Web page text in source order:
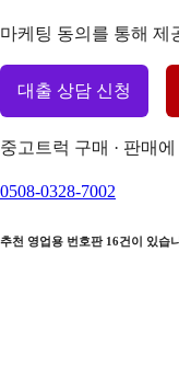
마케팅 동의를 통해 제
대출 상담 신청
중고트럭 구매 · 판매
0508-0328-7002
추천 영업용 번호판 16건이 있습